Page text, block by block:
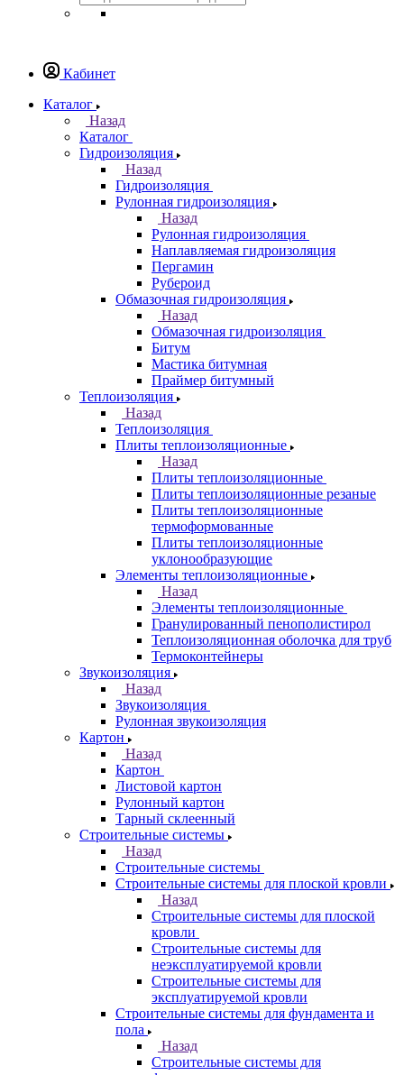
Кабинет
Каталог
Назад
Каталог
Гидроизоляция
Назад
Гидроизоляция
Рулонная гидроизоляция
Назад
Рулонная гидроизоляция
Наплавляемая гидроизоляция
Пергамин
Рубероид
Обмазочная гидроизоляция
Назад
Обмазочная гидроизоляция
Битум
Мастика битумная
Праймер битумный
Теплоизоляция
Назад
Теплоизоляция
Плиты теплоизоляционные
Назад
Плиты теплоизоляционные
Плиты теплоизоляционные резаные
Плиты теплоизоляционные
термоформованные
Плиты теплоизоляционные
уклонообразующие
Элементы теплоизоляционные
Назад
Элементы теплоизоляционные
Гранулированный пенополистирол
Теплоизоляционная оболочка для труб
Термоконтейнеры
Звукоизоляция
Назад
Звукоизоляция
Рулонная звукоизоляция
Картон
Назад
Картон
Листовой картон
Рулонный картон
Тарный склеенный
Строительные системы
Назад
Строительные системы
Строительные системы для плоской кровли
Назад
Строительные системы для плоской
кровли
Строительные системы для
неэксплуатируемой кровли
Строительные системы для
эксплуатируемой кровли
Строительные системы для фундамента и
пола
Назад
Строительные системы для